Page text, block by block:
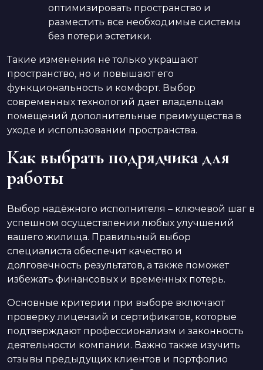
оптимизировать пространство и
разместить все необходимые системы
без потери эстетики.
Такие изменения не только украшают
пространство, но и повышают его
функциональность и комфорт. Выбор
современных технологий дает владельцам
помещений дополнительные преимущества в
уходе и использовании пространства.
Как выбрать подрядчика для
работы
Выбор надёжного исполнителя – ключевой шаг в
успешном осуществлении любых улучшений
вашего жилища. Правильный выбор
специалиста обеспечит качество и
долговечность результатов, а также поможет
избежать финансовых и временных потерь.
Основные критерии при выборе включают
проверку лицензий и сертификатов, которые
подтверждают профессионализм и законность
деятельности компании. Важно также изучить
отзывы предыдущих клиентов и портфолио